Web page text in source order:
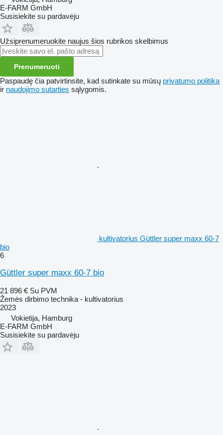
E-FARM GmbH
Susisiekite su pardavėju
Užsiprenumeruokite naujus šios rubrikos skelbimus
Prenumeruoti
Paspaudę čia patvirtinsite, kad sutinkate su mūsų privatumo politika
ir naudojimo sutarties sąlygomis.
kultivatorius Güttler super maxx 60-7
bio
6
Güttler super maxx 60-7 bio
21 896 € Su PVM
Žemės dirbimo technika - kultivatorius
2023
Vokietija, Hamburg
E-FARM GmbH
Susisiekite su pardavėju